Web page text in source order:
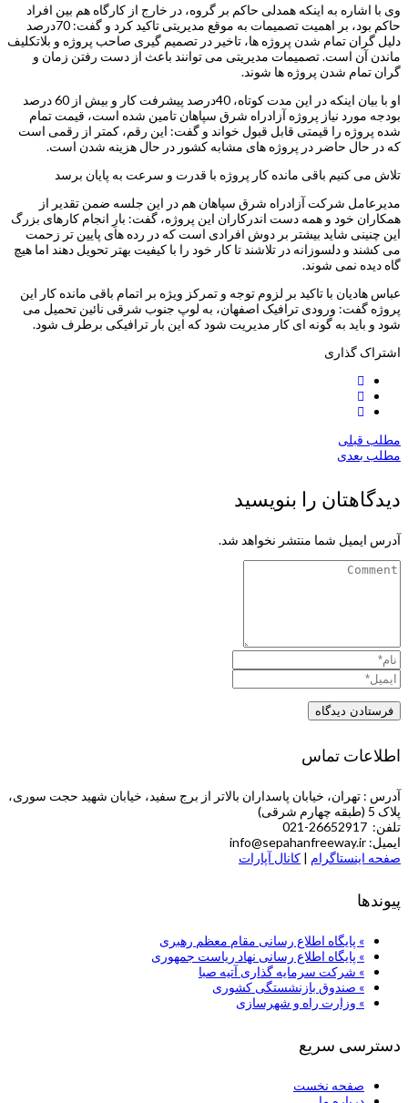
وی با اشاره به اینکه همدلی حاکم بر گروه، در خارج از کارگاه هم بین افراد
حاکم بود، بر اهمیت تصمیمات به موقع مدیریتی تاکید کرد و گفت: 70درصد
دلیل گران تمام شدن پروژه ها، تاخیر در تصمیم گیری صاحب پروژه و بلاتکلیف
ماندن آن است. تصمیمات مدیریتی می توانند باعث از دست رفتن زمان و
گران تمام شدن پروژه ها شوند.
او با بیان اینکه در این مدت کوتاه، 40درصد پیشرفت کار و بیش از 60 درصد
بودجه مورد نیاز پروژه آزادراه شرق سپاهان تامین شده است، قیمت تمام
شده پروژه را قیمتی قابل قبول خواند و گفت: این رقم، کمتر از رقمی است
که در حال حاضر در پروژه های مشابه کشور در حال هزینه شدن است.
تلاش می کنیم باقی مانده کار پروژه با قدرت و سرعت به پایان برسد
مدیرعامل شرکت آزادراه شرق سپاهان هم در این جلسه ضمن تقدیر از
همکاران خود و همه دست اندرکاران این پروژه، گفت: بارِ انجام کارهای بزرگ
این چنینی شاید بیشتر بر دوش افرادی است که در رده های پایین تر زحمت
می کشند و دلسوزانه در تلاشند تا کار خود را با کیفیت بهتر تحویل دهند اما هیچ
گاه دیده نمی شوند.
عباس هادیان با تاکید بر لزوم توجه و تمرکز ویژه بر اتمام باقی مانده کار این
پروژه گفت: ورودی ترافیک اصفهان، به لوپ جنوب شرقی نائین تحمیل می
شود و باید به گونه ای کار مدیریت شود که این بار ترافیکی برطرف شود.
اشتراک گذاری
مطلب قبلی
مطلب بعدی
دیدگاهتان را بنویسید
آدرس ایمیل شما منتشر نخواهد شد.
اطلاعات تماس
آدرس : تهران، خیابان پاسداران بالاتر از برج سفید، خیابان شهید حجت سوری،
پلاک 5 (طبقه چهارم شرقی)
تلفن: 26652917-021
ایمیل: info@sepahanfreeway.ir
صفحه اینستاگرام | کانال آپارات
پیوندها
» پایگاه اطلاع رسانی مقام معظم رهبری
» پایگاه اطلاع رسانی نهاد ریاست جمهوری
» شركت سرمایه گذاری آتیه صبا
» صندوق بازنشستگی کشوری
» وزارت راه و شهرسازی
دسترسی سریع
صفحه نخست